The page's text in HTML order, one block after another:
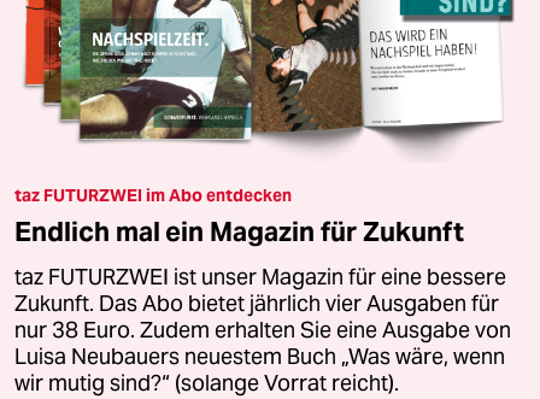
taz FUTURZWEI im Abo entdecken
Endlich mal ein Magazin für Zukunft
taz FUTURZWEI ist unser Magazin für eine bessere
Zukunft. Das Abo bietet jährlich vier Ausgaben für
nur 38 Euro. Zudem erhalten Sie eine Ausgabe von
Luisa Neubauers neuestem Buch „Was wäre, wenn
wir mutig sind?“ (solange Vorrat reicht).